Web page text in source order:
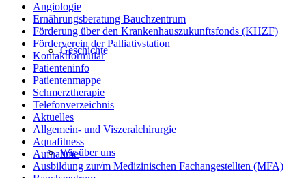
Geschichte
Wir über uns
Angiologie
Ernährungsberatung Bauchzentrum
Förderung über den Krankenhauszukunftsfonds (KHZF)
Förderverein der Palliativstation
Kontaktformular
Patienteninfo
Patientenmappe
Schmerztherapie
Telefonverzeichnis
Aktuelles
Allgemein- und Viszeralchirurgie
Aquafitness
Aufnahme
Ausbildung zur/m Medizinischen Fachangestellten (MFA)